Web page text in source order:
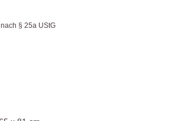
§ 25a UStG